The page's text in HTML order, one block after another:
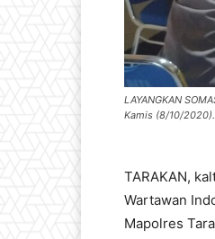
LAYANGKAN
Kamis (8/10/2020).
TARAKAN,
Wartawan
Mapolres